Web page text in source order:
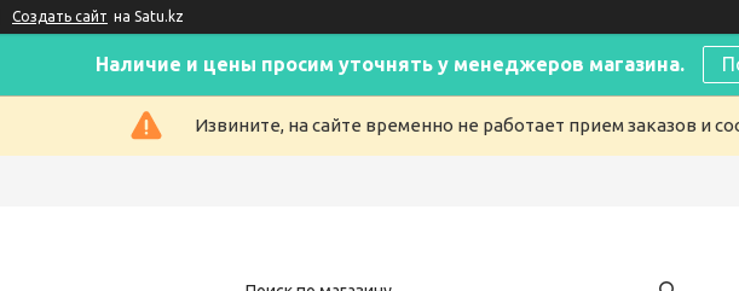
Создать сайт на Satu.kz
Наличие и цены просим уточнять у менеджеров магазина.
Извините, на сайте временно не работает прием заказов и